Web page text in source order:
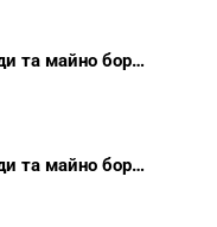
Декларація про доходи та майно боржника фізичної особи (бланк) + інструкція
Декларація про доходи та майно боржника юридичної особи (бланк) + інструкція